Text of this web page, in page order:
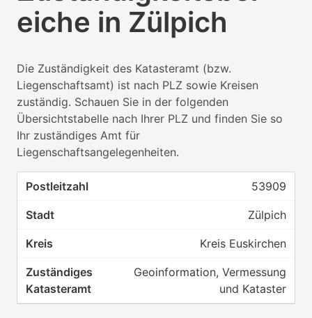
eiche in Zülpich
Die Zuständigkeit des Katasteramt (bzw.
Liegenschaftsamt) ist nach PLZ sowie Kreisen
zuständig. Schauen Sie in der folgenden
Übersichtstabelle nach Ihrer PLZ und finden Sie so
Ihr zuständiges Amt für
Liegenschaftsangelegenheiten.
53909
Zülpich
Kreis Euskirchen
Geoinformation, Vermessung
und Kataster